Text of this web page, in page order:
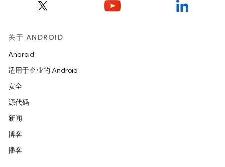
关于 ANDROID
Android
适用于企业的 Android
安全
源代码
新闻
博客
播客